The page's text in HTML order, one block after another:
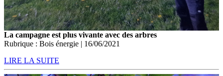
La campagne est plus vivante avec des arbres
Rubrique : Bois énergie | 16/06/2021
LIRE LA SUITE